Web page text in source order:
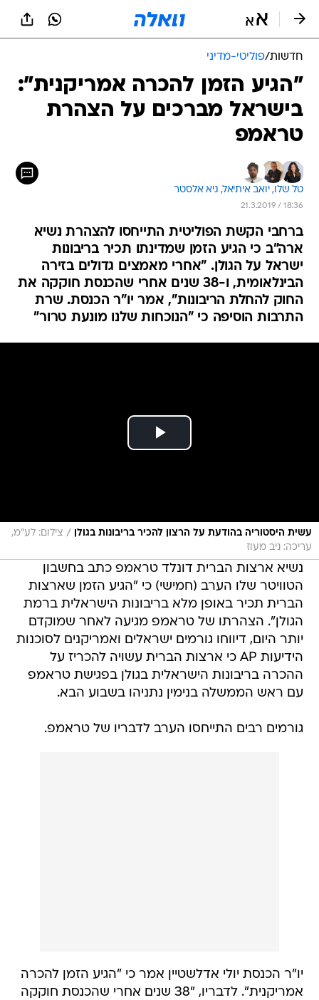
חדשות/פוליטי-מדיני
"הגיע הזמן להכרה אמריקנית":
בישראל מברכים על הצהרת
טראמפ
טל שלו, יואב איתיאל, גיא אלסטר
21.3.2019 / 18:36
ברחבי הקשת הפוליטית התייחסו להצהרת נשיא
ארה"ב כי הגיע הזמן שמדינתו תכיר בריבונות
ישראל על הגולן. "אחרי מאמצים גדולים בזירה
הבינלאומית, ו-38 שנים אחרי שהכנסת חוקקה את
החוק להחלת הריבונות", אמר יו"ר הכנסת. שרת
התרבות הוסיפה כי "הנוכחות שלנו מונעת טרור"
עשית היסטוריה בהודעת על הרצון להכיר בריבונות בגולן / צילום: לע"מ,
עריכה: ניב מעוז
נשיא ארצות הברית דונלד טראמפ כתב בחשבון
הטוויטר שלו הערב (חמישי) כי "הגיע הזמן שארצות
הברית תכיר באופן מלא בריבונות הישראלית ברמת
הגולן". הצהרתו של טראמפ מגיעה לאחר שמוקדם
יותר היום, דיווחו גורמים ישראלים ואמריקנים לסוכנות
הידיעות AP כי ארצות הברית עשויה להכריז על
ההכרה בריבונות הישראלית בגולן בפגישת טראמפ
עם ראש הממשלה בנימין נתניהו בשבוע הבא.
גורמים רבים התייחסו הערב לדבריו של טראמפ.
יו"ר הכנסת יולי אדלשטיין אמר כי "הגיע הזמן להכרה
אמריקנית". לדבריו, ‫"38 שנים אחרי שהכנסת חוקקה